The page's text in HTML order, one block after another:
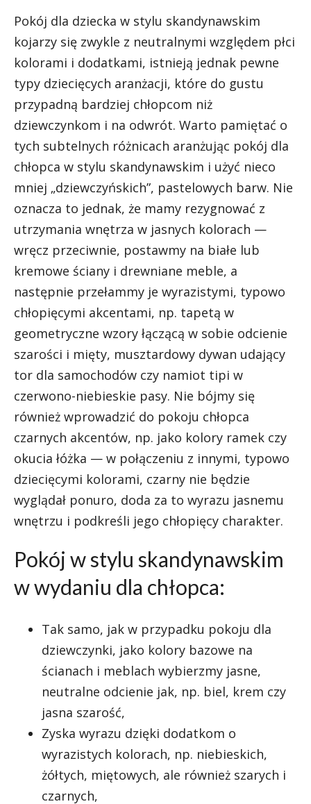
Pokój dla dziecka w stylu skandynawskim
kojarzy się zwykle z neutralnymi względem płci
kolorami i dodatkami, istnieją jednak pewne
typy dziecięcych aranżacji, które do gustu
przypadną bardziej chłopcom niż
dziewczynkom i na odwrót. Warto pamiętać o
tych subtelnych różnicach aranżując pokój dla
chłopca w stylu skandynawskim i użyć nieco
mniej „dziewczyńskich”, pastelowych barw. Nie
oznacza to jednak, że mamy rezygnować z
utrzymania wnętrza w jasnych kolorach —
wręcz przeciwnie, postawmy na białe lub
kremowe ściany i drewniane meble, a
następnie przełammy je wyrazistymi, typowo
chłopięcymi akcentami, np. tapetą w
geometryczne wzory łączącą w sobie odcienie
szarości i mięty, musztardowy dywan udający
tor dla samochodów czy namiot tipi w
czerwono-niebieskie pasy. Nie bójmy się
również wprowadzić do pokoju chłopca
czarnych akcentów, np. jako kolory ramek czy
okucia łóżka — w połączeniu z innymi, typowo
dziecięcymi kolorami, czarny nie będzie
wyglądał ponuro, doda za to wyrazu jasnemu
wnętrzu i podkreśli jego chłopięcy charakter.
Pokój w stylu skandynawskim
w wydaniu dla chłopca:
Tak samo, jak w przypadku pokoju dla
dziewczynki, jako kolory bazowe na
ścianach i meblach wybierzmy jasne,
neutralne odcienie jak, np. biel, krem czy
jasna szarość,
Zyska wyrazu dzięki dodatkom o
wyrazistych kolorach, np. niebieskich,
żółtych, miętowych, ale również szarych i
czarnych,